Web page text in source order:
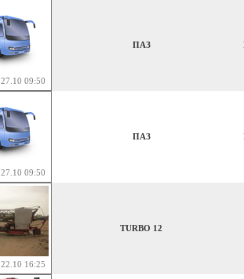
09:50
ПАЗ
09:50
ПАЗ
16:25
TURBO 12